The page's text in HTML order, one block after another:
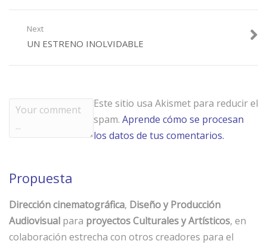
Next
UN ESTRENO INOLVIDABLE
Este sitio usa Akismet para reducir el
spam. Aprende cómo se procesan
los datos de tus comentarios.
Propuesta
Dirección cinematográfica, Diseño y Producción
Audiovisual para proyectos Culturales y Artísticos, en
colaboración estrecha con otros creadores para el